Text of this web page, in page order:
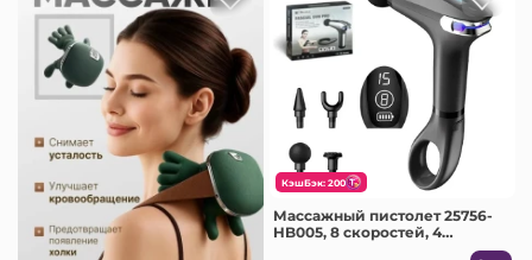
КэшБэк: 200
Массажный пистолет 25756-
HB005, 8 скоростей, 4